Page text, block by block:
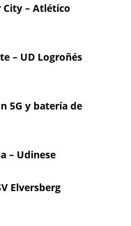
City – Atlético
– UD Logroñés
5G y batería de
– Udinese
Elversberg